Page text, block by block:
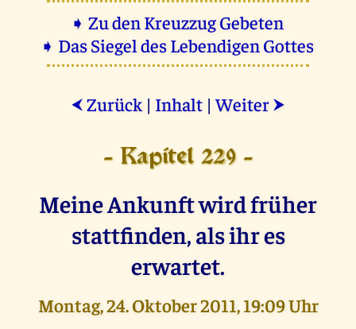
➧ Zu den Kreuzzug Gebeten
➧ Das Siegel des Lebendigen Gottes
⮜ Zurück | Inhalt |Weiter ⮞
- Kapitel 229 -
Meine Ankunft wird früher
stattfinden, als ihr es
erwartet.
Montag, 24. Oktober 2011, 19:09 Uhr